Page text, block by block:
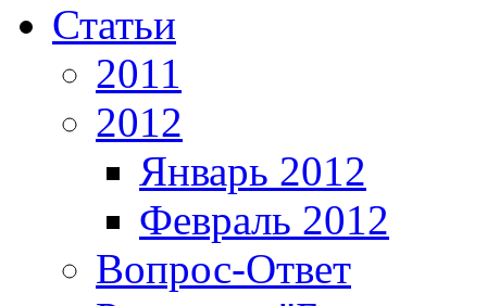
Статьи
2011
2012
Январь 2012
Февраль 2012
Вопрос-Ответ